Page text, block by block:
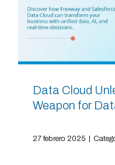
Data Cloud
Weapon for
27 febrero 2025 |